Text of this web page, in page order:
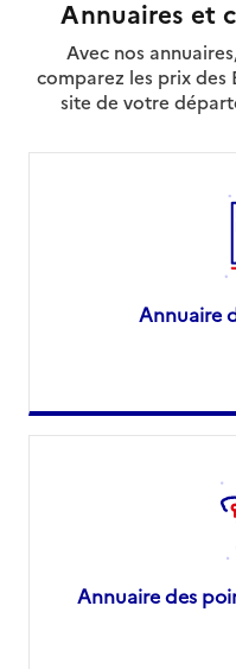
Annuaires et
Avec nos
comparez les prix des
site de votre
Annuaire
Annuaire des